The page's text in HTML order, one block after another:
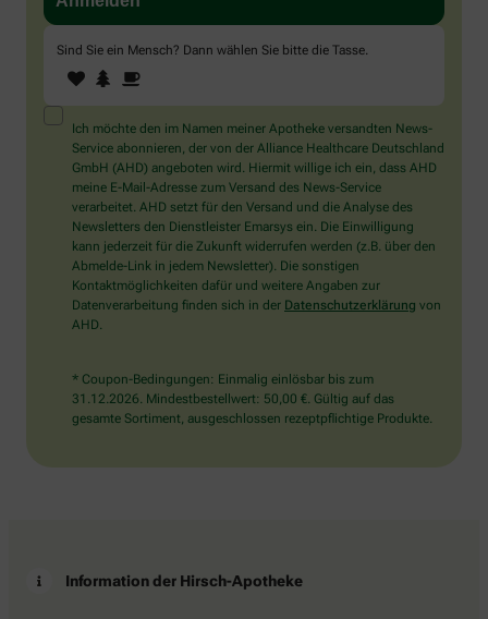
Sind Sie ein Mensch? Dann wählen Sie bitte die Tasse.
Sind
Sie
ein
Mensch?
Dann
wählen
Sie
bitte
die
Tasse.
1 2
Ich möchte den im Namen meiner Apotheke versandten News-
Service abonnieren, der von der Alliance Healthcare Deutschland
GmbH (AHD) angeboten wird. Hiermit willige ich ein, dass AHD
meine E-Mail-Adresse zum Versand des News-Service
verarbeitet. AHD setzt für den Versand und die Analyse des
Newsletters den Dienstleister Emarsys ein. Die Einwilligung
kann jederzeit für die Zukunft widerrufen werden (z.B. über den
Abmelde-Link in jedem Newsletter). Die sonstigen
Kontaktmöglichkeiten dafür und weitere Angaben zur
Datenverarbeitung finden sich in der Datenschutzerklärung von
AHD.
* Coupon-Bedingungen: Einmalig einlösbar bis zum
31.12.2026. Mindestbestellwert: 50,00 €. Gültig auf das
gesamte Sortiment, ausgeschlossen rezeptpflichtige Produkte.
Information der Hirsch-Apotheke